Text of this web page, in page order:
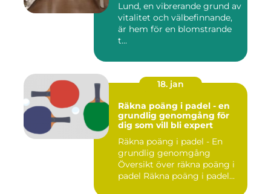
Lund, en vibrerande grund av
vitalitet och välbefinnande,
är hem för en blomstrande
t...
18. jan
Räkna poäng i padel - en
grundlig genomgång för
dig som vill bli expert
Räkna poäng i padel - En
grundlig genomgång
Översikt över räkna poäng i
padel Räkna poäng i padel...